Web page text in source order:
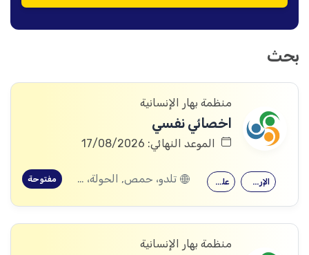
بحث
منظمة بهار الإنسانية
اخصائي نفسي
الموعد النهائي: 17/08/2026
علم النفس الإرشاد النفسي تلدو، حمص, الحولة، حمص مفتوحة
منظمة بهار الإنسانية